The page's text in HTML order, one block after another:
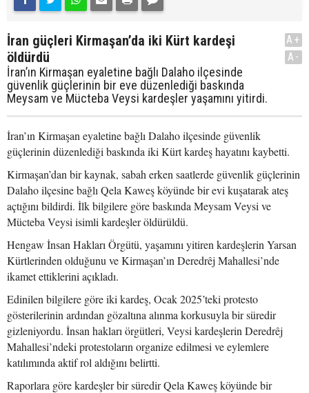
İran güçleri Kirmaşan’da iki Kürt kardeşi
öldürdü
İran’ın Kirmaşan eyaletine bağlı Dalaho ilçesinde
güvenlik güçlerinin bir eve düzenlediği baskında
Meysam ve Mücteba Veysi kardeşler yaşamını yitirdi.
A+
A-
İran’ın Kirmaşan eyaletine bağlı Dalaho ilçesinde güvenlik
güçlerinin düzenlediği baskında iki Kürt kardeş hayatını kaybetti.
Kirmaşan’dan bir kaynak, sabah erken saatlerde güvenlik güçlerinin
Dalaho ilçesine bağlı Qela Kaweş köyünde bir evi kuşatarak ateş
açtığını bildirdi. İlk bilgilere göre baskında Meysam Veysi ve
Mücteba Veysi isimli kardeşler öldürüldü.
Hengaw İnsan Hakları Örgütü, yaşamını yitiren kardeşlerin Yarsan
Kürtlerinden olduğunu ve Kirmaşan’ın Deredrêj Mahallesi’nde
ikamet ettiklerini açıkladı.
Edinilen bilgilere göre iki kardeş, Ocak 2025’teki protesto
gösterilerinin ardından gözaltına alınma korkusuyla bir süredir
gizleniyordu. İnsan hakları örgütleri, Veysi kardeşlerin Deredrêj
Mahallesi’ndeki protestoların organize edilmesi ve eylemlere
katılımında aktif rol aldığını belirtti.
Raporlara göre kardeşler bir süredir Qela Kaweş köyünde bir